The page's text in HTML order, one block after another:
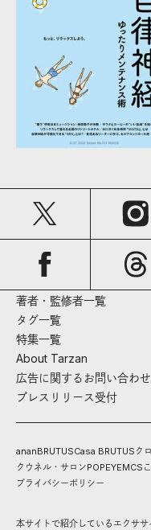
著者・監修者一覧
タグ一覧
特集一覧
About Tarzan
広告に関するお問い合わせ
プレスリリース受付
ananBRUTUSCasa BRUTUS ク
クウネル・サロンPOPEYEMCS
プライバシーポリシー
本サイトで紹介しているエクサ